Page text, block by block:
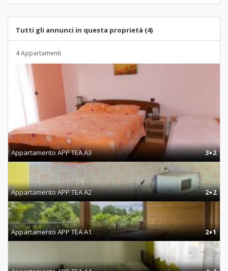
Tutti gli annunci in questa proprietà (4)
4 Appartamenti
Appartamento APP TEA A3 3+2
Appartamento APP TEA A2 2+2
Appartamento APP TEA A1 2+1